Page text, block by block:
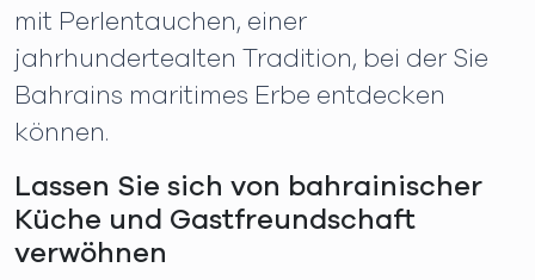
mit Perlentauchen, einer
jahrhundertealten Tradition, bei der Sie
Bahrains maritimes Erbe entdecken
können.
Lassen Sie sich von bahrainischer
Küche und Gastfreundschaft
verwöhnen